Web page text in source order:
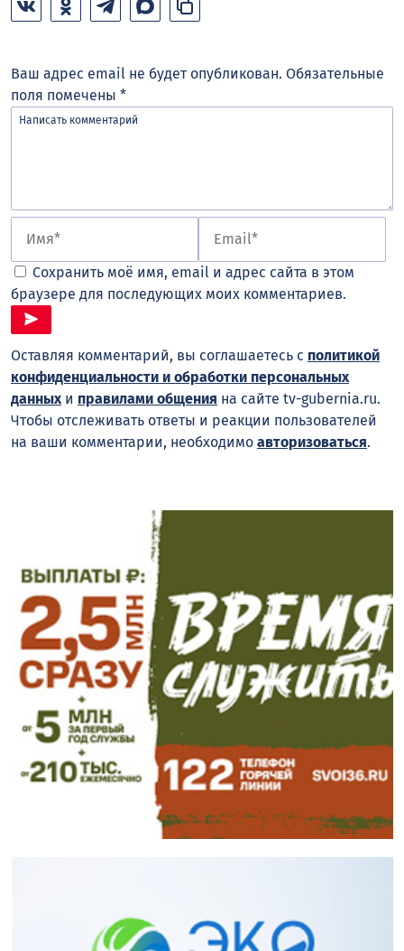
Ваш адрес email не будет опубликован. Обязательные
поля помечены *
Сохранить моё имя, email и адрес сайта в этом
браузере для последующих моих комментариев.
Оставляя комментарий, вы соглашаетесь с политикой
конфиденциальности и обработки персональных
данныхи правилами общения на сайте tv-gubernia.ru.
Чтобы отслеживать ответы и реакции пользователей
на ваши комментарии, необходимо авторизоваться.